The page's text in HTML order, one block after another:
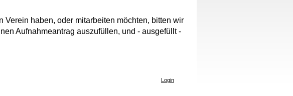
Verein haben, oder mitarbeiten möchten, bitten wir
Aufnahmeantrag auszufüllen, und - ausgefüllt -
Login